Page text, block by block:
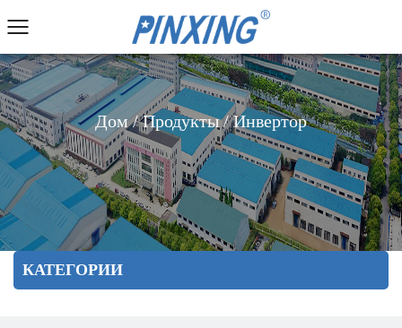
Дом/Продукты/Инвертор
КАТЕГОРИИ